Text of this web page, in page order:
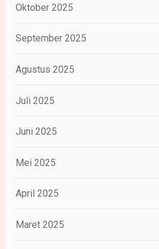
Oktober 2025
September 2025
Agustus 2025
Juli 2025
Juni 2025
Mei 2025
April 2025
Maret 2025